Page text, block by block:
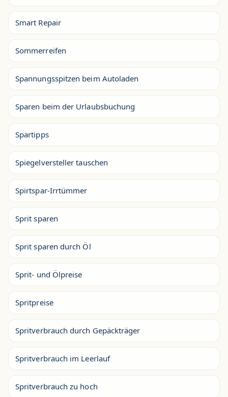
Smart Repair
Sommerreifen
Spannungsspitzen beim Autoladen
Sparen beim der Urlaubsbuchung
Spartipps
Spiegelversteller tauschen
Spirtspar-Irrtümmer
Sprit sparen
Sprit sparen durch Öl
Sprit- und Ölpreise
Spritpreise
Spritverbrauch durch Gepäckträger
Spritverbrauch im Leerlauf
Spritverbrauch zu hoch